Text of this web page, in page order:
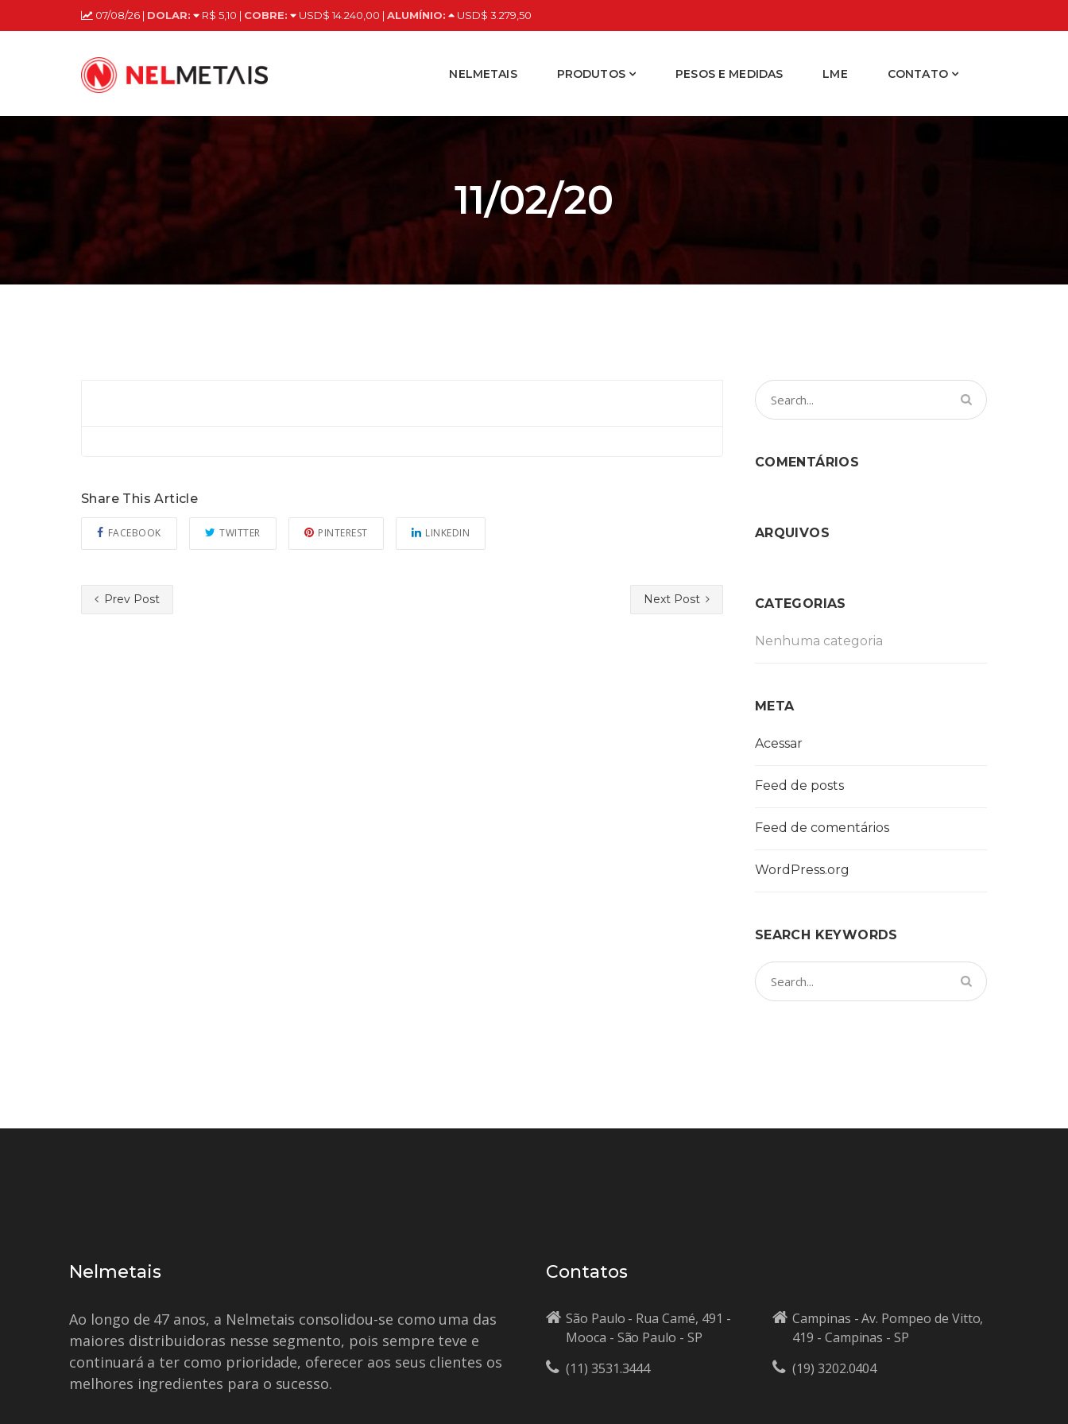
07/08/26 | DOLAR: R$ 5,10 | COBRE: USD$ 14.240,00 | ALUMÍNIO: USD$ 3.279,50
NELMETAIS PRODUTOS PESOS E MEDIDAS LME CONTATO
11/02/20
Share This Article
FACEBOOK TWITTER PINTEREST LINKEDIN
Prev Post Next Post
COMENTÁRIOS
ARQUIVOS
CATEGORIAS
Nenhuma categoria
META
Acessar
Feed de posts
Feed de comentários
WordPress.org
SEARCH KEYWORDS
Nelmetais
Ao longo de 47 anos, a Nelmetais consolidou-se como uma das
maiores distribuidoras nesse segmento, pois sempre teve e
continuará a ter como prioridade, oferecer aos seus clientes os
melhores ingredientes para o sucesso.
Contatos
São Paulo - Rua Camé, 491 -
Mooca - São Paulo - SP
(11) 3531.3444
Campinas - Av. Pompeo de Vitto,
419 - Campinas - SP
(19) 3202.0404